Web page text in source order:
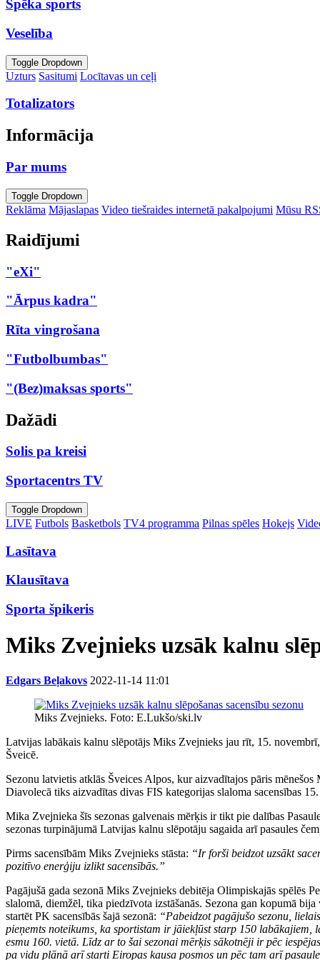
Spēka sports
Veselība
Toggle Dropdown
Uzturs Sasitumi Locītavas un ceļi
Totalizators
Informācija
Par mums
Toggle Dropdown
Reklāma Mājaslapas Video tiešraides internetā pakalpojumi Mūsu
Raidījumi
"eXi"
"Ārpus kadra"
Rīta vingrošana
"Futbolbumbas"
"(Bez)maksas sports"
Dažādi
Solis pa kreisi
Sportacentrs TV
Toggle Dropdown
LIVE Futbols Basketbols TV4 programma Pilnas spēles Hokejs
Lasītava
Klausītava
Sporta špikeris
Miks Zvejnieks uzsāk kalnu
Edgars Beļakovs 2022-11-14 11:01
Miks Zvejnieks. Foto: E.Lukšo/ski.lv
Latvijas labākais kalnu slēpotājs Miks Zvejnieks jau rīt, 15.
Šveicē.
Sezonu latvietis atklās Šveices Alpos, kur aizvadītajos pāris
Diavolecā tiks aizvadītas divas FIS kategorijas slaloma sacensības
Mika Zvejnieka šīs sezonas galvenais mērķis ir tikt pie dalības
sezonas turpinājumā Latvijas kalnu slēpotāju sagaida arī pasaules
Pirms sacensībām Miks Zvejnieks stāsta: “Ir forši beidzot uzsākt
pozitīvo enerģiju izlikt sacensībās.”
Pagājušā gada sezonā Miks Zvejnieks debitēja Olimpiskajās spēlēs
slalomā, diemžēl, tika piedzīvota izstāšanās. Sezona gan kopumā
startēt PK sacensībās šajā sezonā: “Pabeidzot pagājušo sezonu,
pieņemts noteikums, ka sportistam ir jāiekļūst starp 150
esmu 160. vietā. Līdz ar to šai sezonai mērķis sākotnēji ir pēc
pa vidu plānā arī starti Eiropas kausa posmos un pēc tam arī